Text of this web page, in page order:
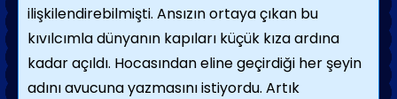
ilişkilendirebilmişti. Ansızın ortaya çıkan bu
kıvılcımla dünyanın kapıları küçük kıza ardına
kadar açıldı. Hocasından eline geçirdiği her şeyin
adını avucuna yazmasını istiyordu. Artık